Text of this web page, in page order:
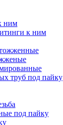
ним
к ним
труб под пайку
под пайку